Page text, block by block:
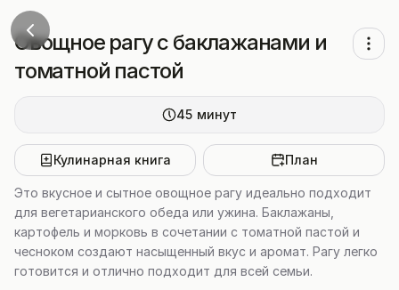
Овощное рагу с баклажанами и
томатной пастой
45 минут
Кулинарная книга План
Это вкусное и сытное овощное рагу идеально подходит
для вегетарианского обеда или ужина. Баклажаны,
картофель и морковь в сочетании с томатной пастой и
чесноком создают насыщенный вкус и аромат. Рагу легко
готовится и отлично подходит для всей семьи.